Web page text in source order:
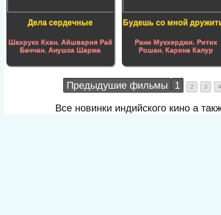
Дела сердечные
Шахрукх Кхан, Айшвария Рай
Баччан,Анушка Шарма
Будешь со мной
Рани Мукхерджи, Ритик
Рошан, Карина Капур
Предыдушие фильмы 1 2 3 4
Все новинки индийского кино а